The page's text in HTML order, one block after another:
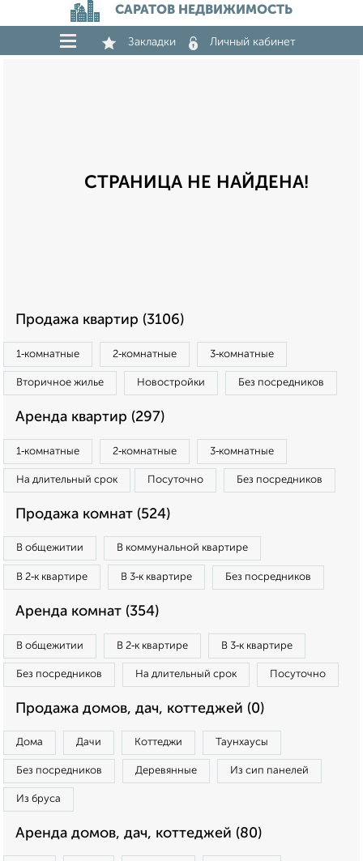
САРАТОВ НЕДВИЖИМОСТЬ
Закладки Личный кабинет
СТРАНИЦА НЕ НАЙДЕНА!
Продажа квартир (3106)
1‑комнатные 2‑комнатные 3‑комнатные
Вторичное жилье Новостройки Без посредников
Аренда квартир (297)
1‑комнатные 2‑комнатные 3‑комнатные
На длительный срок Посуточно Без посредников
Продажа комнат (524)
В общежитии В коммунальной квартире
В 2‑к квартире В 3‑к квартире Без посредников
Аренда комнат (354)
В общежитии В 2‑к квартире В 3‑к квартире
Без посредников На длительный срок Посуточно
Продажа домов, дач, коттеджей (0)
Дома Дачи Коттеджи Таунхаусы
Без посредников Деревянные Из сип панелей
Из бруса
Аренда домов, дач, коттеджей (80)